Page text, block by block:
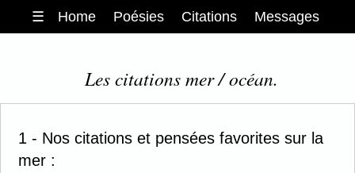
☰ Home Poésies Citations Messages
Les citations mer / océan.
1 - Nos citations et pensées favorites sur la
mer :